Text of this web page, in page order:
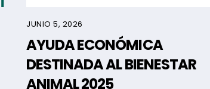
JUNIO 5, 2026
AYUDA ECONÓMICA
DESTINADA AL BIENESTAR
ANIMAL 2025